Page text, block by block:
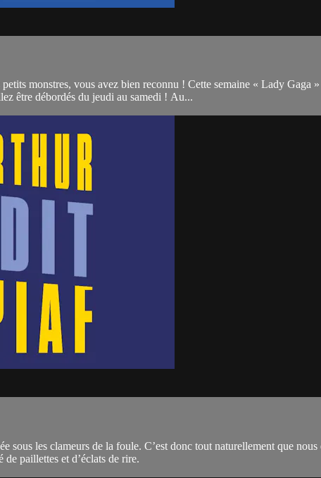
monstres, vous avez bien reconnu ! Cette semaine « Lady Gaga
être débordés du jeudi au samedi ! Au...
sous les clameurs de la foule. C’est donc tout naturellement que
paillettes et d’éclats de rire.